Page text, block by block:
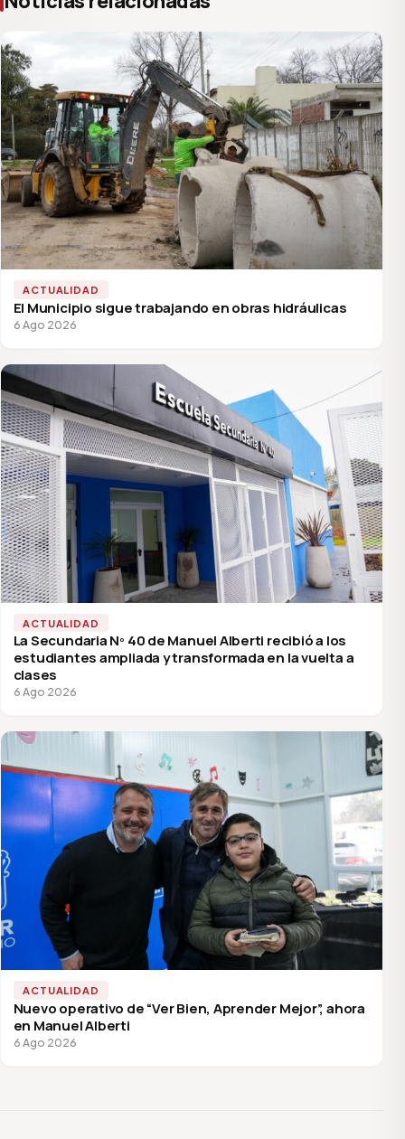
ACTUALIDAD
El Municipio sigue trabajando en obras hidráulicas
6 Ago 2026
ACTUALIDAD
La Secundaria Nº 40 de Manuel Alberti recibió a los
estudiantes ampliada y transformada en la vuelta a
clases
6 Ago 2026
ACTUALIDAD
Nuevo operativo de “Ver Bien, Aprender Mejor”, ahora
en Manuel Alberti
6 Ago 2026